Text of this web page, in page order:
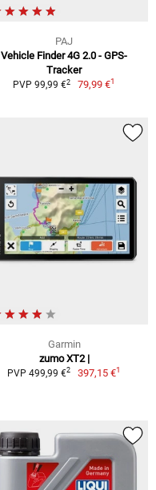
PAJ
Vehicle Finder 4G 2.0 - GPS-
Tracker
PVP 99,99 €2 79,99 €1
Garmin
zumo XT2 |
PVP 499,99 €2 397,15 €1